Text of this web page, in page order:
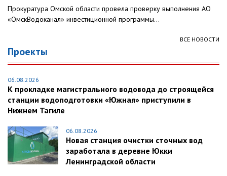
Прокуратура Омской области провела проверку выполнения АО
«ОмскВодоканал» инвестиционной программы...
ВСЕ НОВОСТИ
Проекты
06.08.2026
К прокладке магистрального водовода до строящейся
станции водоподготовки «Южная» приступили в
Нижнем Тагиле
06.08.2026
Новая станция очистки сточных вод
заработала в деревне Юкки
Ленинградской области